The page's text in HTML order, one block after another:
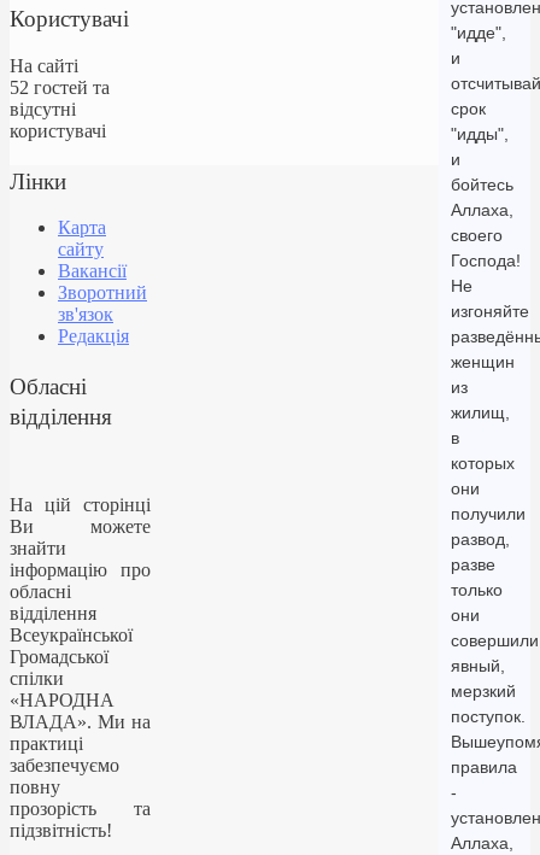
"идде",
и
срок
"идды",
и
бойтесь
Аллаха,
своего
Господа!
Не
изгоняйте
женщин
из
жилищ,
в
которых
они
получили
развод,
разве
только
они
совершили
явный,
мерзкий
поступок.
правила
-
Аллаха,
Користувачі
На сайті
52 гостей та
відсутні
користувачі
Лінки
Карта
сайту
Вакансії
Зворотний
зв'язок
Редакція
Обласні
відділення
На цій сторінці
Ви можете
знайти
інформацію про
обласні
відділення
Всеукраїнської
Громадської
спілки
«НАРОДНА
ВЛАДА». Ми на
практиці
забезпечуємо
повну
прозорість та
підзвітність!